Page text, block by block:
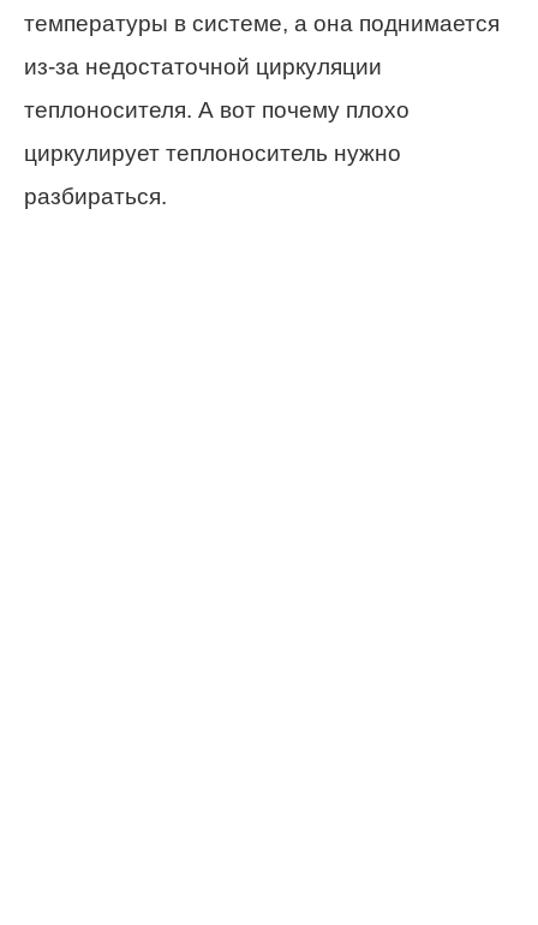
температуры в системе, а она поднимается
из-за недостаточной циркуляции
теплоносителя. А вот почему плохо
циркулирует теплоноситель нужно
разбираться.